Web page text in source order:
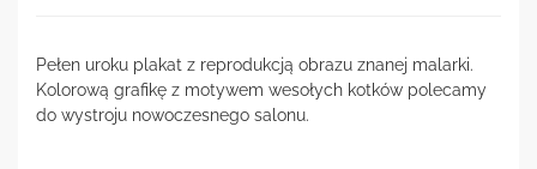
Pełen uroku plakat z reprodukcją obrazu znanej malarki.
Kolorową grafikę z motywem wesołych kotków polecamy
do wystroju nowoczesnego salonu.